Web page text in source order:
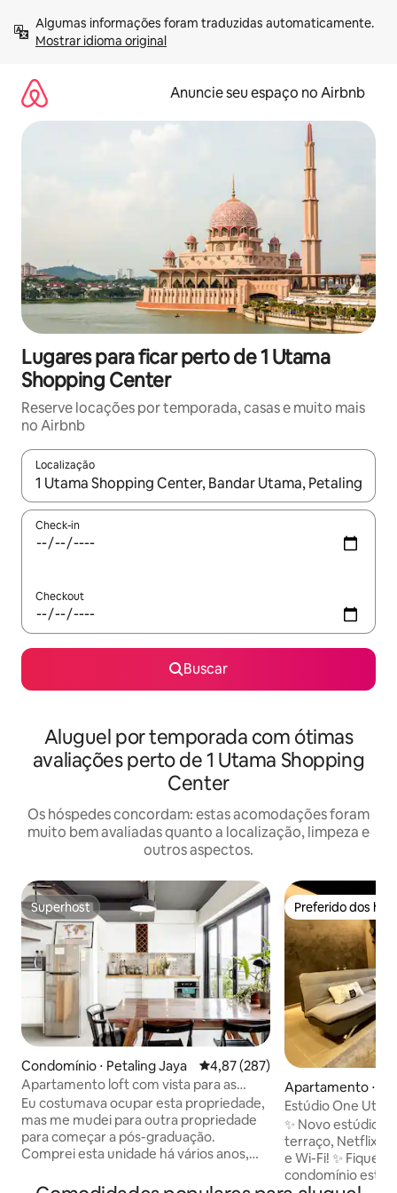
para
Mostrar idioma original
Anuncie seu espaço no Airbnb
Lugares para ficar perto de 1 Utama
Shopping Center
Reserve locações por temporada, casas e muito mais
no Airbnb
Localização
Quando os resultados estiverem disponíveis, explore-os
Check-in
Checkout
Buscar
Aluguel por temporada com ótimas
avaliações perto de 1 Utama Shopping
Center
Os hóspedes concordam: estas acomodações foram
muito bem avaliadas quanto a localização, limpeza e
outros aspectos.
Superhost
Superhost
Condomínio ⋅ Petaling Jaya 4,87 de uma avaliação média de
4,87 (287)
Apartamento loft com vista para as
Torres Gêmeas
Eu costumava ocupar esta propriedade,
mas me mudei para outra propriedade
para começar a pós-graduação.
Comprei esta unidade há vários anos,
da vista incrível do andar alto,
Preferido dos
Preferido dos
Apartamento ⋅
Estúdio One
✨ Novo estúdio
terraço, Netflix,
e Wi-Fi! ✨ Fique em nosso novo
condomínio